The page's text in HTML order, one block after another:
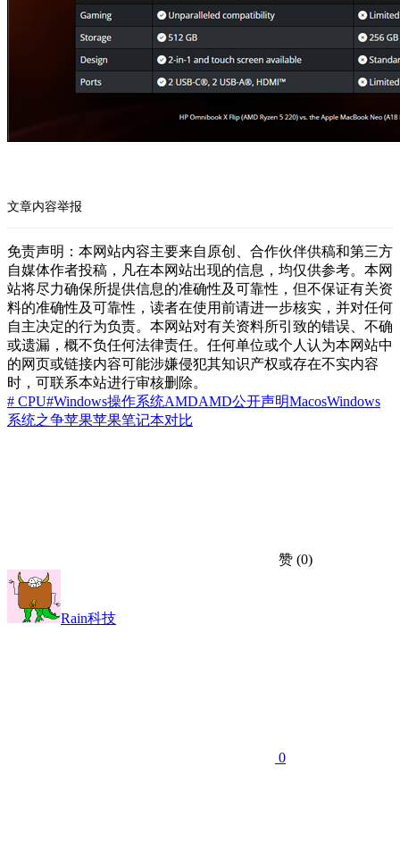
文章内容举报
免责声明：本网站内容主要来自原创、合作伙伴供稿和第三方
自媒体作者投稿，凡在本网站出现的信息，均仅供参考。本网
站将尽力确保所提供信息的准确性及可靠性，但不保证有关资
料的准确性及可靠性，读者在使用前请进一步核实，并对任何
自主决定的行为负责。本网站对有关资料所引致的错误、不确
或遗漏，概不负任何法律责任。任何单位或个人认为本网站中
的网页或链接内容可能涉嫌侵犯其知识产权或存在不实内容
时，可联系本站进行审核删除。
# CPU#Windows操作系统AMDAMD公开声明MacosWindows
系统之争苹果苹果笔记本对比
赞 (0)
Rain科技
0